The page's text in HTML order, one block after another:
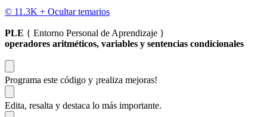
© 11.3K + Ocultar temarios
PLE { Entorno Personal de Aprendizaje }
operadores aritméticos, variables y sentencias condicionales
Programa este código y ¡realiza mejoras!
Edita, resalta y destaca lo más importante.